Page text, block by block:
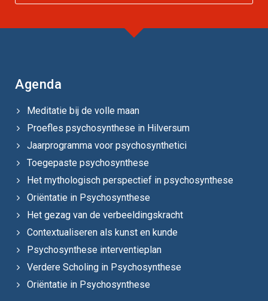
Agenda
Meditatie bij de volle maan
Proefles psychosynthese in Hilversum
Jaarprogramma voor psychosynthetici
Toegepaste psychosynthese
Het mythologisch perspectief in psychosynthese
Oriëntatie in Psychosynthese
Het gezag van de verbeeldingskracht
Contextualiseren als kunst en kunde
Psychosynthese interventieplan
Verdere Scholing in Psychosynthese
Oriëntatie in Psychosynthese